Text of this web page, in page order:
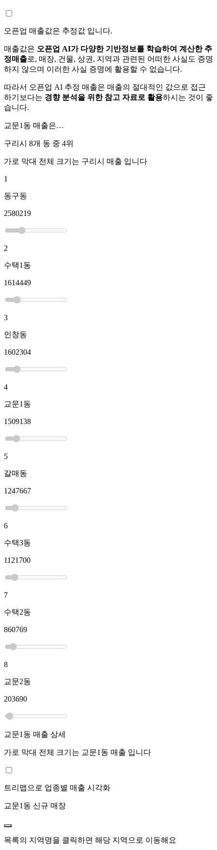
오픈업 매출값은 추정값 입니다.
매출값은 오픈업 AI가 다양한 기반정보를 학습하여 계산한 추
정매출로, 매장, 건물, 상권, 지역과 관련된 어떠한 사실도 증명
하지 않으며 이러한 사실 증명에 활용할 수 없습니다.
따라서 오픈업 AI 추정 매출은 매출의 절대적인 값으로 접근
하기보다는 경향 분석을 위한 참고 자료로 활용하시는 것이 좋
습니다.
교문1동 매출은…
구리시 8개 동 중 4위
가로 막대 전체 크기는 구리시 매출 입니다
1
동구동
2580219
2
수택1동
1614449
3
인창동
1602304
4
교문1동
1509138
5
갈매동
1247667
6
수택3동
1121700
7
수택2동
860769
8
교문2동
203690
교문1동 매출 상세
가로 막대 전체 크기는 교문1동 매출 입니다
트리맵으로 업종별 매출 시각화
교문1동 신규 매장
목록의 지역명을 클릭하면 해당 지역으로 이동해요